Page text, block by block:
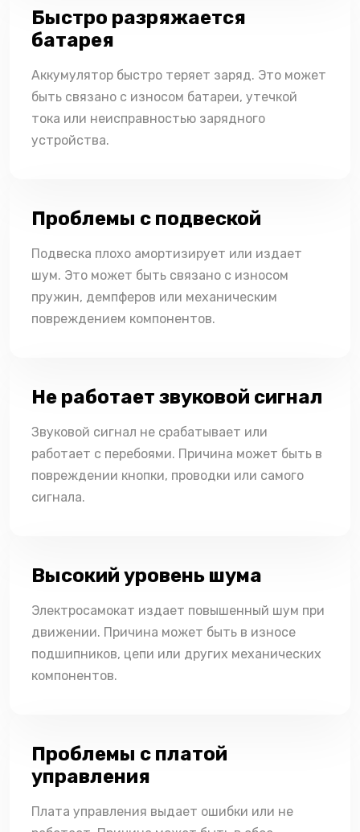
Быстро разряжается
батарея
Аккумулятор быстро теряет заряд. Это может
быть связано с износом батареи, утечкой
тока или неисправностью зарядного
устройства.
Проблемы с подвеской
Подвеска плохо амортизирует или издает
шум. Это может быть связано с износом
пружин, демпферов или механическим
повреждением компонентов.
Не работает звуковой сигнал
Звуковой сигнал не срабатывает или
работает с перебоями. Причина может быть в
повреждении кнопки, проводки или самого
сигнала.
Высокий уровень шума
Электросамокат издает повышенный шум при
движении. Причина может быть в износе
подшипников, цепи или других механических
компонентов.
Проблемы с платой
управления
Плата управления выдает ошибки или не